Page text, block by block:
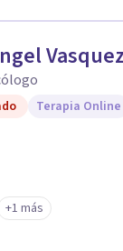
Terapia Online
+1 más